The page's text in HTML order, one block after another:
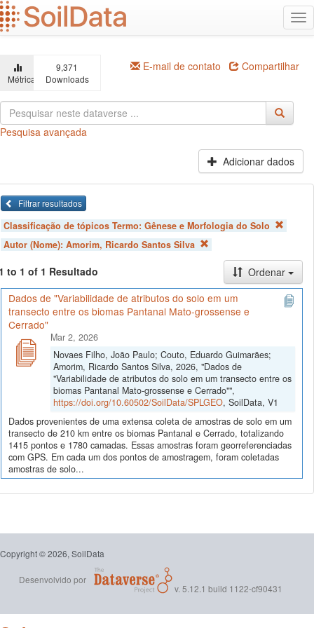
Ir
para
o
principal
Métricas
9,371
Downloads
E-mail de contato Compartilhar
Pesquisa avançada
Adicionar dados
Filtrar resultados
Classificação de tópicos Termo: Gênese e Morfologia do Solo
Autor (Nome): Amorim, Ricardo Santos Silva
to 1 of 1 Resultado
Ordenar
Dados de "Variabilidade de atributos do solo em um
transecto entre os biomas Pantanal Mato-grossense e
Cerrado"
Mar 2, 2026
Novaes Filho, João Paulo; Couto, Eduardo Guimarães;
Amorim, Ricardo Santos Silva, 2026, "Dados de
"Variabilidade de atributos do solo em um transecto entre os
biomas Pantanal Mato-grossense e Cerrado"",
https://doi.org/10.60502/SoilData/SPLGEO, SoilData, V1
Dados provenientes de uma extensa coleta de amostras de solo em um
transecto de 210 km entre os biomas Pantanal e Cerrado, totalizando
1415 pontos e 1780 camadas. Essas amostras foram georreferenciadas
com GPS. Em cada um dos pontos de amostragem, foram coletadas
amostras de solo...
Copyright © 2026, SoilData
Desenvolvido por
v. 5.12.1 build 1122-cf90431